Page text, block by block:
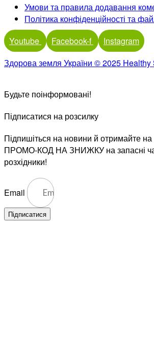
Умови та правила додавання
Політика конфіденційності та
Youtube
Facebook-f
Instagram
Здорова земля України © 2025 Healthy
Будьте поінформовані!
Підписатися на розсилку
Підпишіться на новини й отримайте
ПРОМО-КОД НА ЗНИЖКУ на запасні
розхідники!
Email
Підписатися